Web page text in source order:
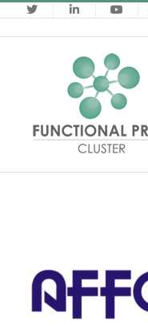
Saltar
al
contenido